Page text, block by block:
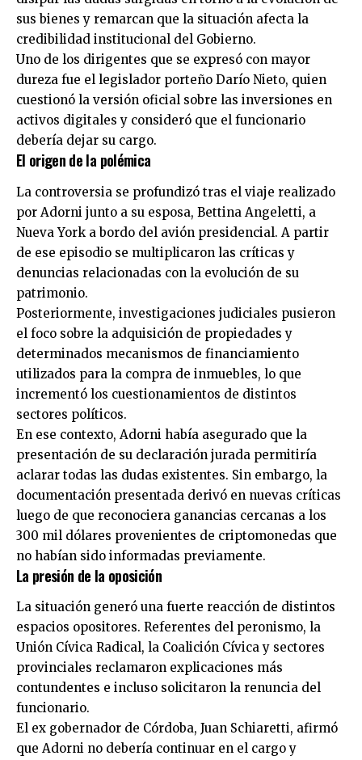
sus bienes y remarcan que la situación afecta la
credibilidad institucional del Gobierno.
Uno de los dirigentes que se expresó con mayor
dureza fue el legislador porteño Darío Nieto, quien
cuestionó la versión oficial sobre las inversiones en
activos digitales y consideró que el funcionario
debería dejar su cargo.
El origen de la polémica
La controversia se profundizó tras el viaje realizado
por Adorni junto a su esposa, Bettina Angeletti, a
Nueva York a bordo del avión presidencial. A partir
de ese episodio se multiplicaron las críticas y
denuncias relacionadas con la evolución de su
patrimonio.
Posteriormente, investigaciones judiciales pusieron
el foco sobre la adquisición de propiedades y
determinados mecanismos de financiamiento
utilizados para la compra de inmuebles, lo que
incrementó los cuestionamientos de distintos
sectores políticos.
En ese contexto, Adorni había asegurado que la
presentación de su declaración jurada permitiría
aclarar todas las dudas existentes. Sin embargo, la
documentación presentada derivó en nuevas críticas
luego de que reconociera ganancias cercanas a los
300 mil dólares provenientes de criptomonedas que
no habían sido informadas previamente.
La presión de la oposición
La situación generó una fuerte reacción de distintos
espacios opositores. Referentes del peronismo, la
Unión Cívica Radical, la Coalición Cívica y sectores
provinciales reclamaron explicaciones más
contundentes e incluso solicitaron la renuncia del
funcionario.
El ex gobernador de Córdoba, Juan Schiaretti, afirmó
que Adorni no debería continuar en el cargo y